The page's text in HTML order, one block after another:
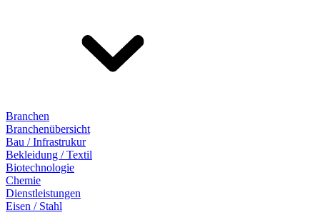
Branchen
Branchenübersicht
Bau / Infrastrukur
Bekleidung / Textil
Biotechnologie
Chemie
Dienstleistungen
Eisen / Stahl